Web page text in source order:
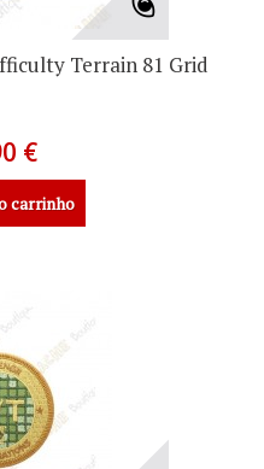
Terrain 81 Grid
€
carrinho